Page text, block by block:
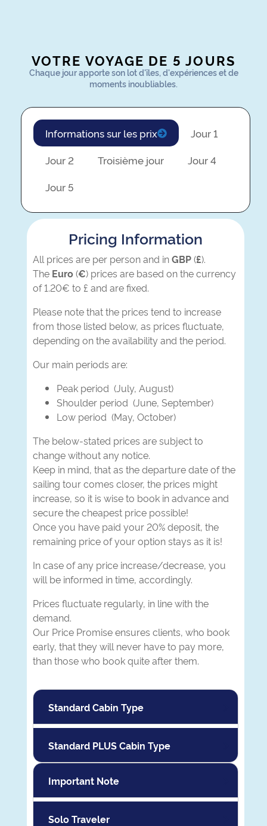
VOTRE VOYAGE DE 5 JOURS
Chaque jour apporte son lot d'îles, d'expériences et de
moments inoubliables.
Informations sur les prix
Jour 1
Jour 2
Troisième jour
Jour 4
Jour 5
Pricing Information
All prices are per person and inGBP(£).
The Euro(€) prices are based on the currency
of 1.20€ to £ and are fixed.
Please note that the prices tend to increase
from those listed below, as prices fluctuate,
depending on the availability and the period.
Our main periods are:
Peak period (July, August)
Shoulder period (June, September)
Low period (May, October)
The below-stated prices are subject to
change without any notice.
Keep in mind, that as the departure date of the
sailing tour comes closer, the prices might
increase, so it is wise to book in advance and
secure the cheapest price possible!
Once you have paid your 20% deposit, the
remaining price of your option stays as it is!
In case of any price increase/decrease, you
will be informed in time, accordingly.
Prices fluctuate regularly, in line with the
demand.
Our Price Promise ensures clients, who book
early, that they will never have to pay more,
than those who book quite after them.
Standard Cabin Type
Standard PLUS Cabin Type
Important Note
Solo Traveler